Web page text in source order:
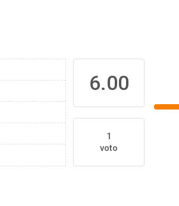
6.00
1
voto